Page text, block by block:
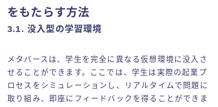
をもたらす方法
3.1. 没入型の学習環境
メタバースは、学生を完全に異なる仮想環境に没入さ
せることができます。ここでは、学生は実際の起業プ
ロセスをシミュレーションし、リアルタイムで問題に
取り組み、即座にフィードバックを得ることができま